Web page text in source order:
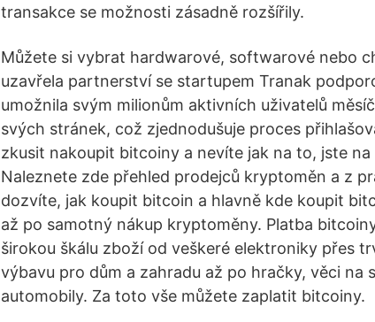
transakce se možnosti zásadně rozšířily.
Můžete si vybrat hardwarové, softwarové nebo
uzavřela partnerství se startupem Tranak
umožnila svým milionům aktivních uživatelů
svých stránek, což zjednodušuje proces
zkusit nakoupit bitcoiny a nevíte jak na to, jste
Naleznete zde přehled prodejců kryptoměn a z
dozvíte, jak koupit bitcoin a hlavně kde koupit
až po samotný nákup kryptoměny. Platba
širokou škálu zboží od veškeré elektroniky přes
výbavu pro dům a zahradu až po hračky, věci na
automobily. Za toto vše můžete zaplatit bitcoiny.